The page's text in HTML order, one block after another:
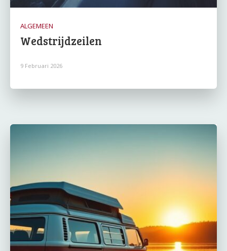
ALGEMEEN
Wedstrijdzeilen
9 Februari 2026